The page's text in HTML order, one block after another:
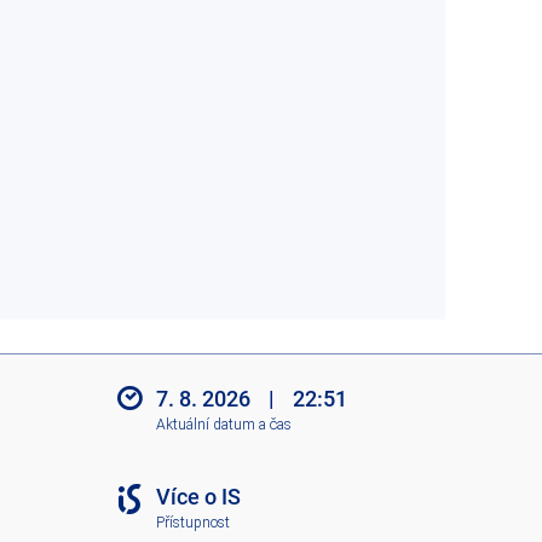
7. 8. 2026 | 22:51
Aktuální datum a čas
Více o IS
Přístupnost